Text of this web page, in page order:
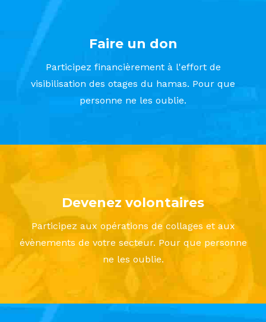
Faire un don
Participez financièrement à l'effort de
visibilisation des otages du hamas. Pour que
personne ne les oublie.
Devenez volontaires
Participez aux opérations de collages et aux
évènements de votre secteur. Pour que personne
ne les oublie.